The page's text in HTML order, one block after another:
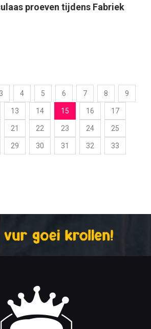
proeven tijdens Fabriek
3 4 5 6 7 8 9
13 14 15 16 17
21 22 23 24 25
29 30 31 32 33